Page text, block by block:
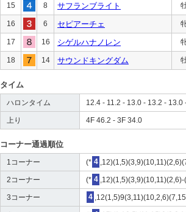
15 8 サフランブライト
16 6 セピアーチェ
17 16 シゲルハナノレン
18 14 サウンドキングダム
タイム
ハロンタイム 12.4 - 11.2 - 13.0 - 13.2 - 13.0
上り 4F 46.2 - 3F 34.0
コーナー通過順位
1コーナー (* 4
2コーナー (* 4
3コーナー 4